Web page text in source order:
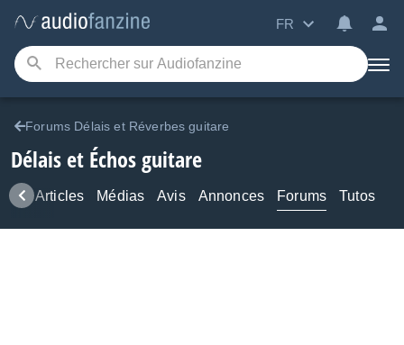
FR
Forums Délais et Réverbes guitare
Délais et Échos guitare
Articles Médias Avis Annonces Forums Tutos